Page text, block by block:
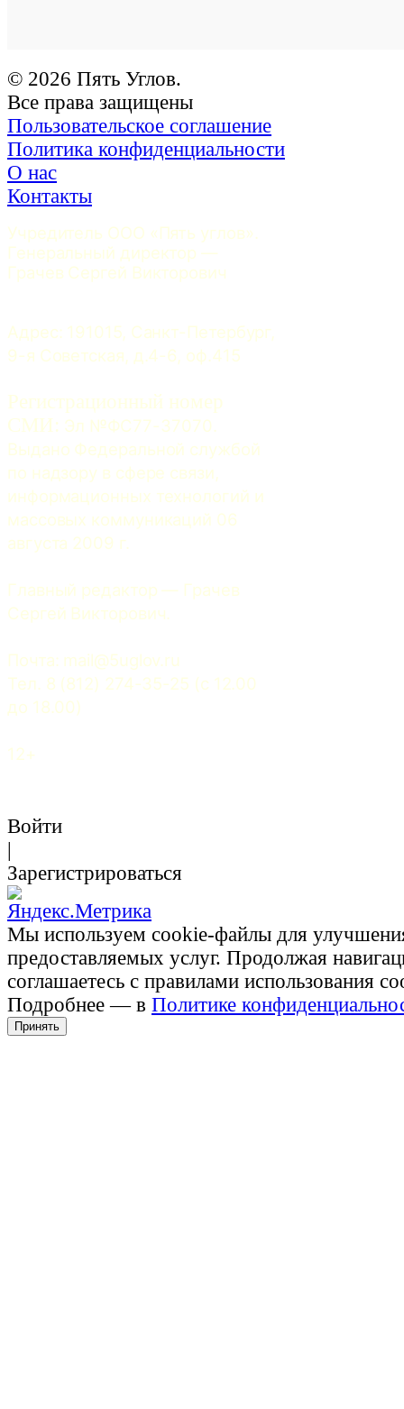
© 2026 Пять Углов.
Все права защищены
Пользовательское соглашение
Политика конфиденциальности
О нас
Контакты
Учредитель ООО «Пять углов».
Генеральный директор —
Грачев Сергей Викторович
Адрес: 191015, Санкт-Петербург,
9-я Советская, д.4-6, оф.415
Регистрационный номер
СМИ: Эл №ФС77-37070.
Выдано Федеральной службой
по надзору в сфере связи,
информационных технологий и
массовых коммуникаций 06
августа 2009 г.
Главный редактор — Грачев
Сергей Викторович.
Почта: mail@5uglov.ru
Тел. 8 (812) 274-35-25 (c 12.00
до 18.00)
12+
Войти
|
Зарегистрироваться
Мы используем cookie-файлы для
предоставляемых услуг. Продолжая
соглашаетесь с правилами использования
Подробнее — в Политике
Принять